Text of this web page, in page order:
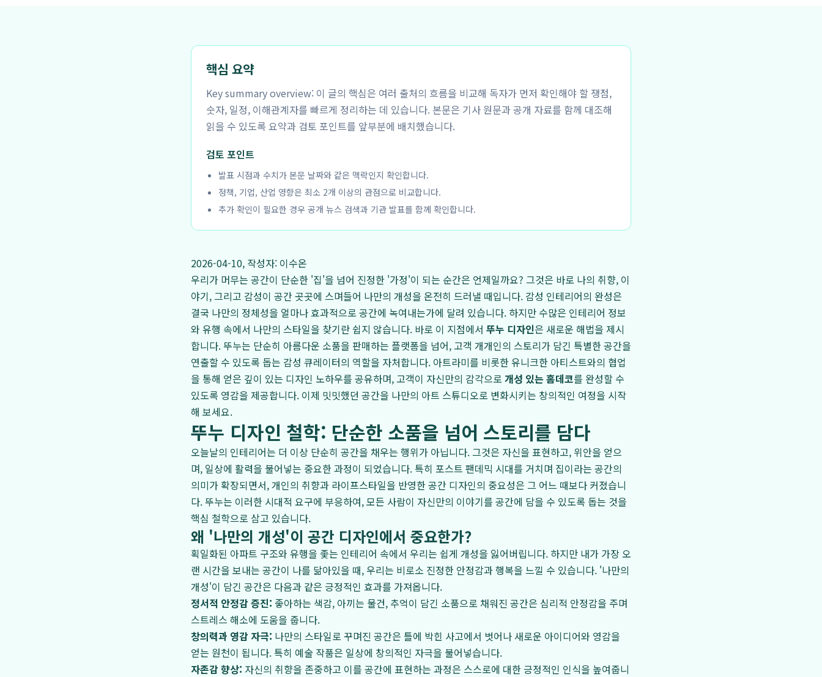
핵심 요약
Key summary overview: 이 글의 핵심은 여러 출처의 흐름을 비교해 독자가 먼저 확인해야 할 쟁점,
숫자, 일정, 이해관계자를 빠르게 정리하는 데 있습니다. 본문은 기사 원문과 공개 자료를 함께 대조해
읽을 수 있도록 요약과 검토 포인트를 앞부분에 배치했습니다.
검토 포인트
발표 시점과 수치가 본문 날짜와 같은 맥락인지 확인합니다.
정책, 기업, 산업 영향은 최소 2개 이상의 관점으로 비교합니다.
추가 확인이 필요한 경우 공개 뉴스 검색과 기관 발표를 함께 확인합니다.
2026-04-10, 작성자: 이수온
우리가 머무는 공간이 단순한 '집'을 넘어 진정한 '가정'이 되는 순간은 언제일까요? 그것은 바로 나의 취향, 이
야기, 그리고 감성이 공간 곳곳에 스며들어 나만의 개성을 온전히 드러낼 때입니다. 감성 인테리어의 완성은
결국 나만의 정체성을 얼마나 효과적으로 공간에 녹여내는가에 달려 있습니다. 하지만 수많은 인테리어 정보
와 유행 속에서 나만의 스타일을 찾기란 쉽지 않습니다. 바로 이 지점에서 뚜누 디자인은 새로운 해법을 제시
합니다. 뚜누는 단순히 아름다운 소품을 판매하는 플랫폼을 넘어, 고객 개개인의 스토리가 담긴 특별한 공간을
연출할 수 있도록 돕는 감성 큐레이터의 역할을 자처합니다. 아트라미를 비롯한 유니크한 아티스트와의 협업
을 통해 얻은 깊이 있는 디자인 노하우를 공유하며, 고객이 자신만의 감각으로 개성 있는 홈데코를 완성할 수
있도록 영감을 제공합니다. 이제 밋밋했던 공간을 나만의 아트 스튜디오로 변화시키는 창의적인 여정을 시작
해 보세요.
뚜누 디자인 철학: 단순한 소품을 넘어 스토리를 담다
오늘날의 인테리어는 더 이상 단순히 공간을 채우는 행위가 아닙니다. 그것은 자신을 표현하고, 위안을 얻으
며, 일상에 활력을 불어넣는 중요한 과정이 되었습니다. 특히 포스트 팬데믹 시대를 거치며 집이라는 공간의
의미가 확장되면서, 개인의 취향과 라이프스타일을 반영한 공간 디자인의 중요성은 그 어느 때보다 커졌습니
다. 뚜누는 이러한 시대적 요구에 부응하여, 모든 사람이 자신만의 이야기를 공간에 담을 수 있도록 돕는 것을
핵심 철학으로 삼고 있습니다.
왜 '나만의 개성'이 공간 디자인에서 중요한가?
획일화된 아파트 구조와 유행을 좇는 인테리어 속에서 우리는 쉽게 개성을 잃어버립니다. 하지만 내가 가장 오
랜 시간을 보내는 공간이 나를 닮아있을 때, 우리는 비로소 진정한 안정감과 행복을 느낄 수 있습니다. '나만의
개성'이 담긴 공간은 다음과 같은 긍정적인 효과를 가져옵니다.
정서적 안정감 증진: 좋아하는 색감, 아끼는 물건, 추억이 담긴 소품으로 채워진 공간은 심리적 안정감을 주며
스트레스 해소에 도움을 줍니다.
창의력과 영감 자극: 나만의 스타일로 꾸며진 공간은 틀에 박힌 사고에서 벗어나 새로운 아이디어와 영감을
얻는 원천이 됩니다. 특히 예술 작품은 일상에 창의적인 자극을 불어넣습니다.
자존감 향상: 자신의 취향을 존중하고 이를 공간에 표현하는 과정은 스스로에 대한 긍정적인 인식을 높여줍니